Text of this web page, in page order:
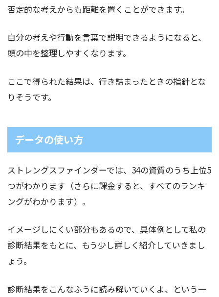
否定的な考えからも距離を置くことができます。
自分の考えや行動を言葉で説明できるようになると、
頭の中を整理しやすくなります。
ここで得られた結果は、行き詰まったときの指針とな
りそうです。
データの使い方
ストレングスファインダーでは、34の資質のうち上位5
つがわかります（さらに課金すると、すべてのランキ
ングがわかります）。
イメージしにくい部分もあるので、具体例として私の
診断結果をもとに、もう少し詳しく紹介していきまし
ょう。
診断結果をこんなふうに読み解いていくよ、という一